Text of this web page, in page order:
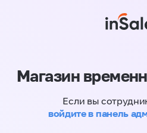
Магазин
Если вы
войдите в панель